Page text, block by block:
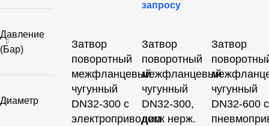
Давление
(бар)
Диаметр
запросу
Затвор
поворотный
межфланцевый
чугунный
DN32-300 с
электроприводом
Затвор
поворотный
межфланцевый
чугунный
DN32-300,
диск нерж.
Затвор
чугунный
DN32-600 с